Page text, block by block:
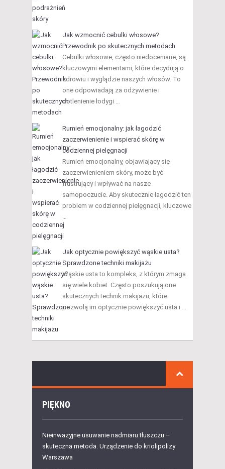
Jak wzmocnić cebulki włosowe?
Przewodnik po skutecznych metodach
Cebulki włosowe, często niedoceniane, są
kluczowymi elementami, które decydują o
zdrowiu i wyglądzie naszych włosów. To
one odpowiadają za odżywienie i
dotlenienie łodygi …
Rumień emocjonalny: jak łagodzić
zaczerwienienie i wspierać skórę w
codziennej pielęgnacji
Rumień emocjonalny, objawiający się
zaczerwienieniem skóry, może być
frustrujący i wpływać na nasze
samopoczucie. Aby skutecznie łagodzić ten
problem w codziennej pielęgnacji, kluczowe
…
Jak optycznie powiększyć wąskie usta?
Sprawdzone techniki makijażu
Wąskie usta to kompleks, z którym zmaga
się wiele kobiet. Często poszukują one
skutecznych technik makijażu, które
pozwolą im optycznie powiększyć usta i …
PIĘKNO
Nieinwazyjne usuwanie nadmiaru tłuszczu –
skuteczna metoda. Urządzenie do kriolipolizy
Warszawa